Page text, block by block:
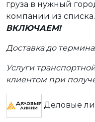
груза в нужный
компании из списка.
ВКЛЮЧАЕМ!
Доставка до
Услуги
клиентом при
Деловые